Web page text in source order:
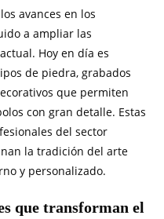
avances en los
a ampliar las
Hoy en día es
de piedra, grabados
que permiten
con gran detalle. Estas
del sector
la tradición del arte
y personalizado.
que transforman el